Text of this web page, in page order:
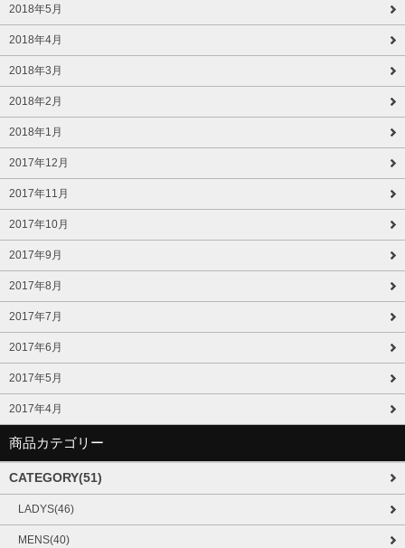
2018年5月
2018年4月
2018年3月
2018年2月
2018年1月
2017年12月
2017年11月
2017年10月
2017年9月
2017年8月
2017年7月
2017年6月
2017年5月
2017年4月
商品カテゴリー
CATEGORY(51)
LADYS(46)
MENS(40)